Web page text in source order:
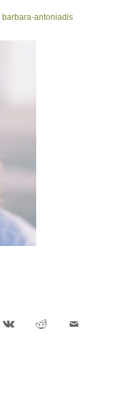
barbara-antoniadis